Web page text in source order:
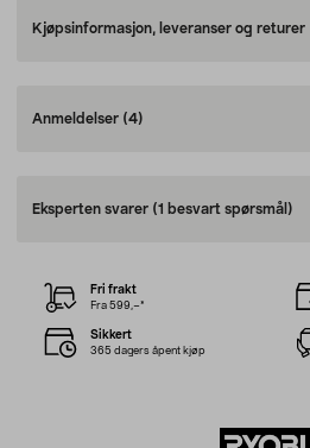
Kjøpsinformasjon, leveranser og returer
Anmeldelser (4)
Eksperten svarer (1 besvart spørsmål)
Fri frakt
Fra 599,–*
Sikkert
365 dagers åpent kjøp